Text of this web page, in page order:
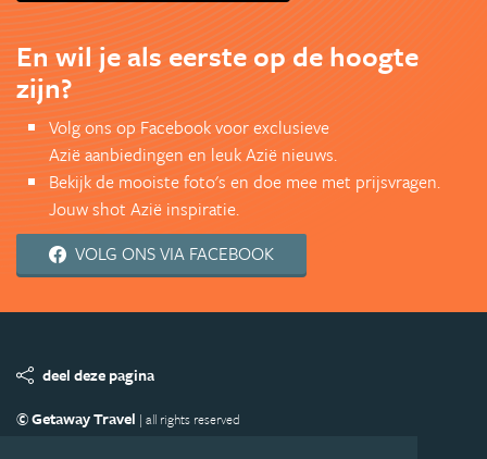
En wil je als eerste op de hoogte
zijn?
Volg ons op Facebook voor exclusieve
Azië aanbiedingen en leuk Azië nieuws.
Bekijk de mooiste foto's en doe mee met prijsvragen.
Jouw shot Azië inspiratie.
VOLG ONS VIA FACEBOOK
deel deze pagina
© Getaway Travel | all rights reserved